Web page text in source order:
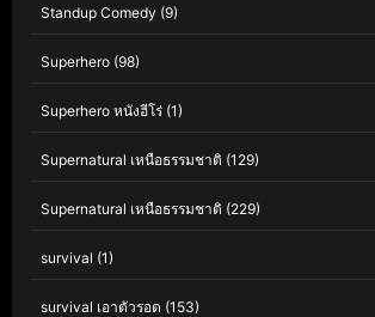
Standup Comedy (9)
Superhero (98)
Superhero หนังฮีโร่ (1)
Supernatural เหนือธรรมชาติ (129)
Supernatural เหนือธรรมชาติ (229)
survival (1)
survival เอาตัวรอด (153)